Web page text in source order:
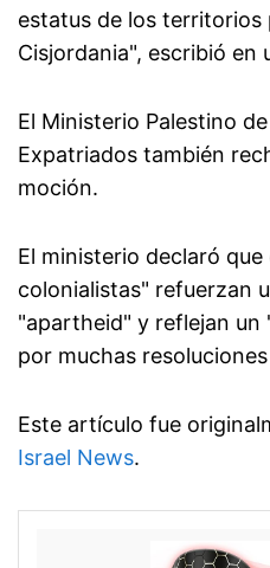
estatus de los territorios
Cisjordania", escribió en
El Ministerio Palestino
Expatriados también
moción.
El ministerio declaró
colonialistas" refuerzan
"apartheid" y reflejan un
por muchas
Este artículo fue
Israel News.